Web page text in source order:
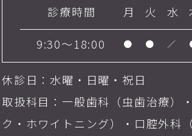
診療時間 月 火 水
9:30～18:00 ● ● ／
休診日：水曜・日曜・祝日
取扱科目：一般歯科（虫歯治療）
ク・ホワイトニング）・口腔外科